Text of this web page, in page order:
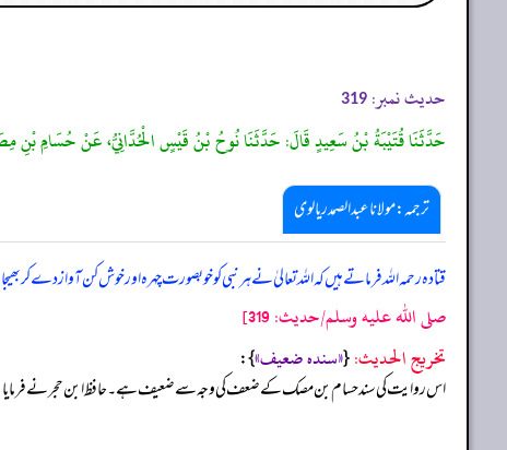
حدیث نمبر: 319
حَدَّثَنَا قُتَيْبَةُ بْنُ سَعِيدٍ قَالَ: حَدَّثَنَا نُوحُ بْنُ قَيْسٍ الْحُدَّانِيُّ، عَنْ حُسَامِ بْنِ
ترجمہ:مولانا عبدالصمد ریالوی
قتادہ رحمہ اللہ فرماتے ہیں کہ اللہ تعالیٰ نے ہر نبی کو خوبصورت چہرہ اور خوش کن
صلى الله عليه وسلم/حدیث: 319]
تخریج الحدیث:{«‏‏‏‏سنده ضعيف»‏‏‏‏ }:
اس روایت کی سند حسام بن مصک کے ضعف کی وجہ سے ضعیف ہے۔ حافظ ابن حجر نے